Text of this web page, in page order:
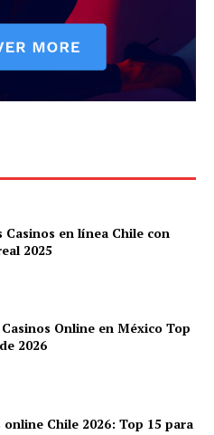
Casinos en línea Chile con
2025
Online en México Top
2026
online Chile 2026: Top 15 para